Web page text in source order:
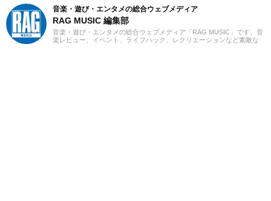
音楽・遊び・エンタメの総合ウェブメディア
RAG MUSIC 編集部
音楽・遊び・エンタメの総合ウェブメディア「RAG MUSIC」です。音
楽レビュー、イベント、ライフハック、レクリエーションなど素敵な